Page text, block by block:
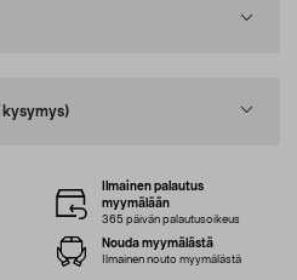
kysymys)
Ilmainen palautus
myymälään
365 päivän palautusoikeus
Nouda myymälästä
Ilmainen nouto myymälästä